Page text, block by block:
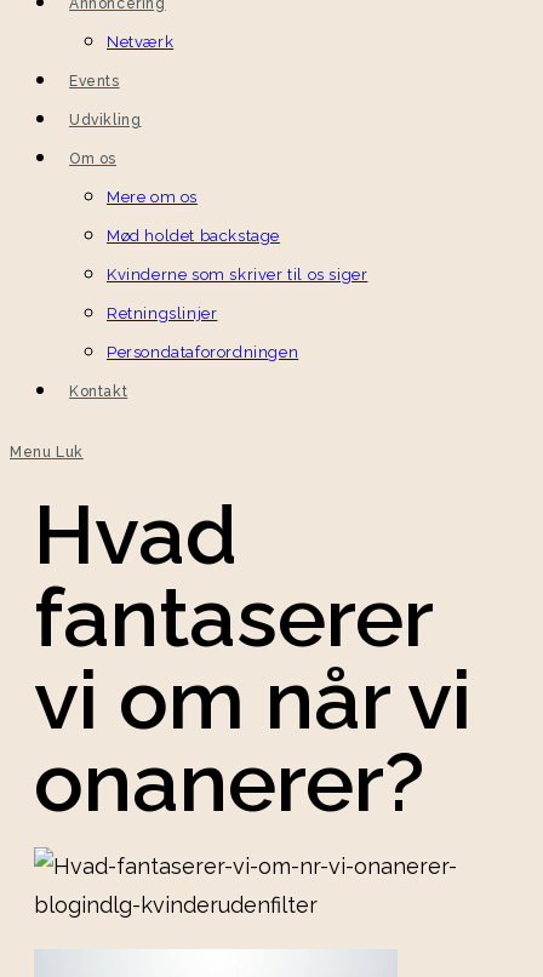
Annoncering
Netværk
Events
Udvikling
Om os
Mere om os
Mød holdet backstage
Kvinderne som skriver til os siger
Retningslinjer
Persondataforordningen
Kontakt
Menu Luk
Hvad
fantaserer
vi om når vi
onanerer?